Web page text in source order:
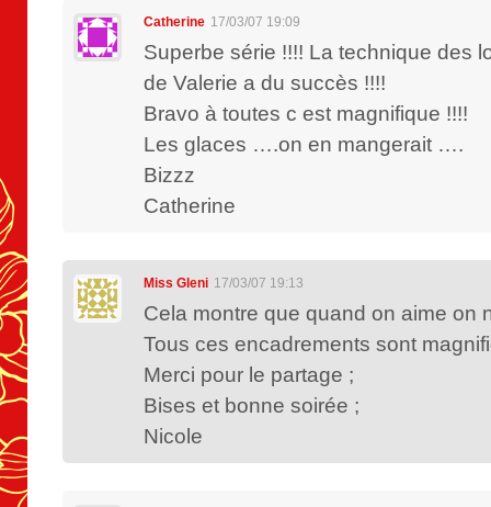
Catherine 17/03/07 19:09
Superbe série !!!! La technique des
de Valerie a du succès !!!!
Bravo à toutes c est magnifique !!!!
Les glaces ….on en mangerait ….
Bizzz
Catherine
Miss Gleni 17/03/07 19:13
Cela montre que quand on aime on
Tous ces encadrements sont
Merci pour le partage ;
Bises et bonne soirée ;
Nicole